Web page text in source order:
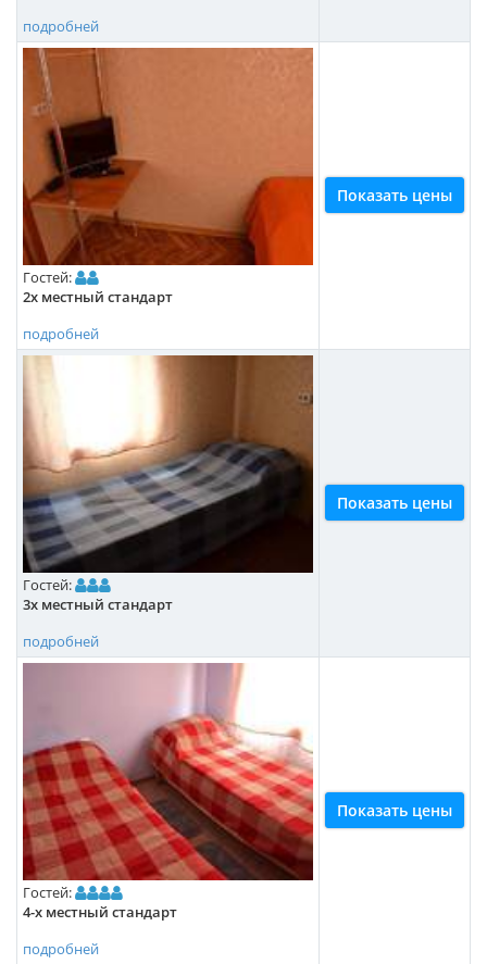
подробней
Гостей:
2х местный стандарт
подробней
Показать цены
Гостей:
3х местный стандарт
подробней
Показать цены
Гостей:
4-х местный стандарт
подробней
Показать цены